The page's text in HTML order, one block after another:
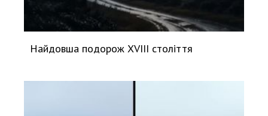
Найдовша подорож XVIII століття